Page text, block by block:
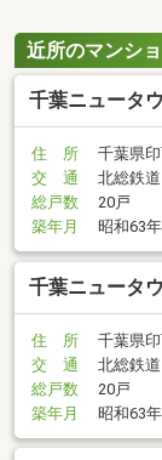
近所のマンシ
千葉ニュータ
住 所
千葉県
交 通
北総鉄
総戸数
20戸
築年月
昭和63
千葉ニュータ
住 所
千葉県
交 通
北総鉄
総戸数
20戸
築年月
昭和63